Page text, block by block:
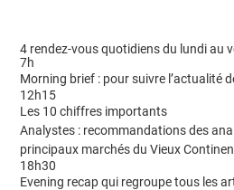
4 rendez-vous quotidiens du lundi au
7h
Morning brief : pour suivre l’actualité
12h15
Les 10 chiffres importants
Analystes : recommandations des
principaux marchés du Vieux
18h30
Evening recap qui regroupe tous les